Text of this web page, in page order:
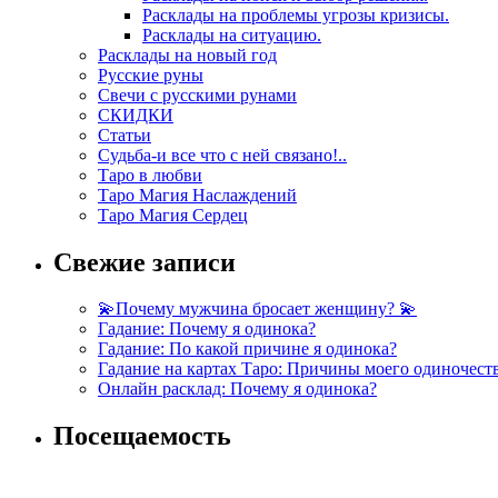
Расклады на проблемы угрозы кризисы.
Расклады на ситуацию.
Расклады на новый год
Русские руны
Свечи с русскими рунами
СКИДКИ
Статьи
Судьба-и все что с ней связано!..
Таро в любви
Таро Магия Наслаждений
Таро Магия Сердец
Свежие записи
💫Почему мужчина бросает женщину? 💫
Гадание: Почему я одинока?
Гадание: По какой причине я одинока?
Гадание на картах Таро: Причины моего
Онлайн расклад: Почему я одинока?
Посещаемость